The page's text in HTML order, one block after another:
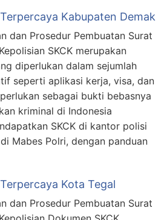
Kabupaten Demak
dan Prosedur Pembuatan Surat
SKCK merupakan
diperlukan dalam sejumlah
seperti aplikasi kerja, visa, dan
sebagai bukti bebasnya
kriminal di Indonesia
SKCK di kantor polisi
Mabes Polri, dengan panduan
Kota Tegal
dan Prosedur Pembuatan Surat